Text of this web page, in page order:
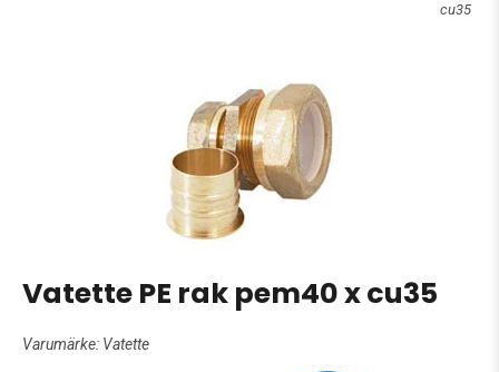
cu35
Vatette PE rak pem40 x cu35
Varumärke: Vatette